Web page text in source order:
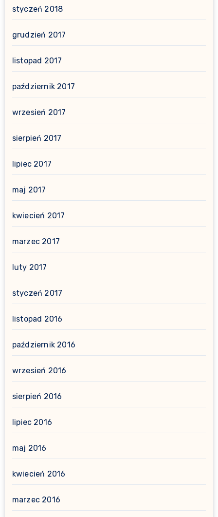
styczeń 2018
grudzień 2017
listopad 2017
październik 2017
wrzesień 2017
sierpień 2017
lipiec 2017
maj 2017
kwiecień 2017
marzec 2017
luty 2017
styczeń 2017
listopad 2016
październik 2016
wrzesień 2016
sierpień 2016
lipiec 2016
maj 2016
kwiecień 2016
marzec 2016